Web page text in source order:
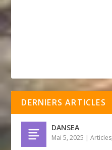
DERNIERS ARTICLES
DANSEA
Mai 5, 2025 |Articles